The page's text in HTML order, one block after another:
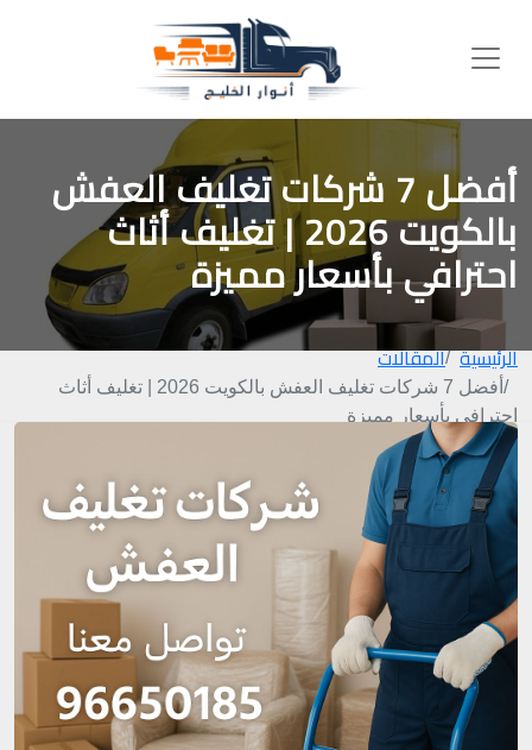
أفضل 7 شركات تغليف العفش
بالكويت 2026 | تغليف أثاث
احترافي بأسعار مميزة
الرئيسية المقالات
أفضل 7 شركات تغليف العفش بالكويت 2026 | تغليف أثاث
احترافي بأسعار مميزة